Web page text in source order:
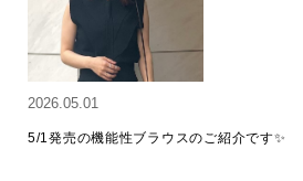
2026.05.01
5/1発売の機能性ブラウスのご紹介です✨